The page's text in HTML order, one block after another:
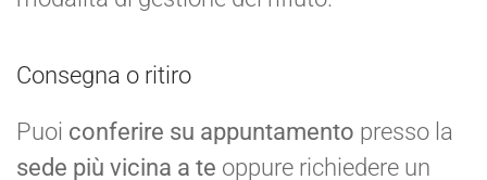
Consegna o ritiro
Puoi conferire su appuntamento presso la
sede più vicina a te oppure richiedere un